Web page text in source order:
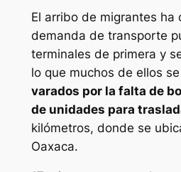
El arribo de migrantes ha
demanda de transporte
terminales de primera y
lo que muchos de ellos
varados por la falta de
de unidades para
kilómetros, donde se
Oaxaca.